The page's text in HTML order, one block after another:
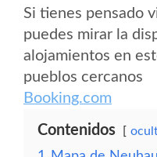
Si tienes pensado
puedes mirar la
alojamientos en
pueblos cercanos
Booking.com
Contenidos